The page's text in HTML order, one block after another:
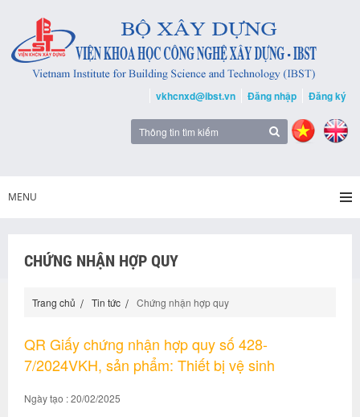
vkhcnxd@ibst.vn Đăng nhập Đăng ký
MENU
CHỨNG NHẬN HỢP QUY
Trang chủ Tin tức Chứng nhận hợp quy
QR Giấy chứng nhận hợp quy số 428-
7/2024VKH, sản phẩm: Thiết bị vệ sinh
Ngày tạo : 20/02/2025